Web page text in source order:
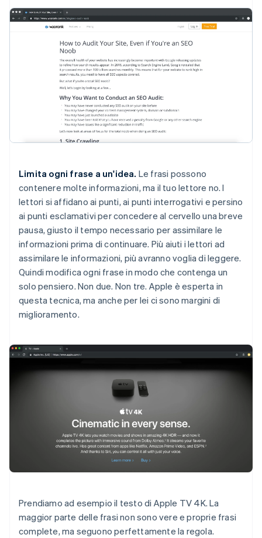
Limita ogni frase a un'idea. Le frasi possono
contenere molte informazioni, ma il tuo lettore no. I
lettori si affidano ai punti, ai punti interrogativi e persino
ai punti esclamativi per concedere al cervello una breve
pausa, giusto il tempo necessario per assimilare le
informazioni prima di continuare. Più aiuti i lettori ad
assimilare le informazioni, più avranno voglia di leggere.
Quindi modifica ogni frase in modo che contenga un
solo pensiero. Non due. Non tre. Apple è esperta in
questa tecnica, ma anche per lei ci sono margini di
miglioramento.
Prendiamo ad esempio il testo di Apple TV 4K. La
maggior parte delle frasi non sono vere e proprie frasi
complete, ma seguono perfettamente la regola.